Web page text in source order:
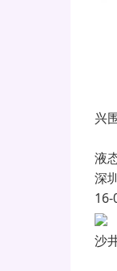
兴
液
深
16-
沙